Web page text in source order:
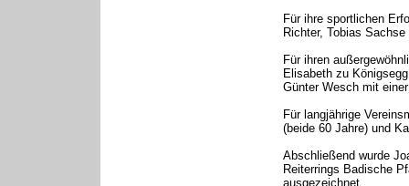
Für ihre sportlichen
Richter, Tobias
Für ihren
Elisabeth zu
Günter Wesch mit
Für langjährige
(beide 60 Jahre) und
Abschließend wurde
Reiterrings Badische
ausgezeichnet.